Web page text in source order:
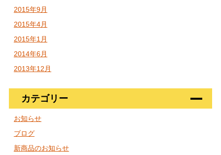
2015年9月
2015年4月
2015年1月
2014年6月
2013年12月
カテゴリー
お知らせ
ブログ
新商品のお知らせ